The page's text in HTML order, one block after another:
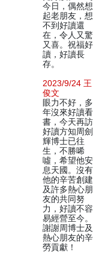
今日，偶然想
起老朋友，想
不到好讀還
在，令人又驚
又喜。祝福好
讀，好讀長
存。
2023/9/24 王
俊文
眼力不好，多
年沒來好讀看
書，今天再訪
好讀方知周劍
輝博士已往
生，不勝唏
噓，希望他安
息天國。沒有
他的辛苦創建
及許多熱心朋
友的共同努
力，好讀不容
易經營至今。
謝謝周博士及
熱心朋友的辛
勞貢獻！